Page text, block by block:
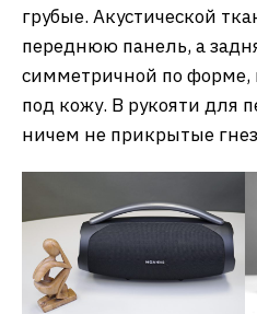
грубые. Акустической
переднюю панель, а
симметричной по форме,
под кожу. В рукояти для
ничем не прикрытые